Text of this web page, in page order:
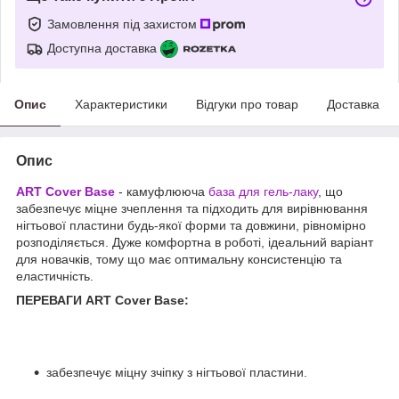
Замовлення під захистом
Доступна доставка
Опис Характеристики Відгуки про товар Доставка
Опис
ART Cover Base - камуфлююча база для гель-лаку, що
забезпечує міцне зчеплення та підходить для вирівнювання
нігтьової пластини будь-якої форми та довжини, рівномірно
розподіляється. Дуже комфортна в роботі, ідеальний варіант
для новачків, тому що має оптимальну консистенцію та
еластичність.
ПЕРЕВАГИ ART Cover Base:
забезпечує міцну зчіпку з нігтьової пластини.